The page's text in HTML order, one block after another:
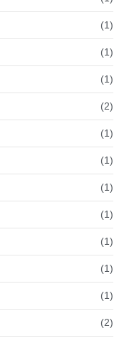
(1)
(1)
(1)
(2)
(1)
(1)
(1)
(1)
(1)
(1)
(1)
(2)